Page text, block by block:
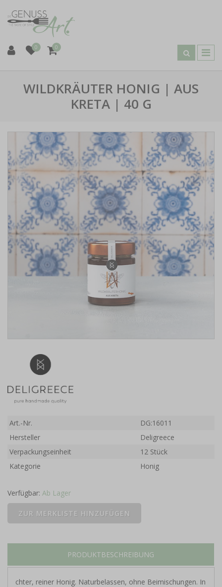
0 0
WILDKRÄUTER HONIG | AUS
KRETA | 40 G
Art.-Nr.
DG:16011
Hersteller
Deligreece
Verpackungseinheit
12 Stück
Kategorie
Honig
Verfügbar: Ab Lager
PRODUKTBESCHREIBUNG
chter, reiner Honig. Naturbelassen, ohne Beimischungen. In